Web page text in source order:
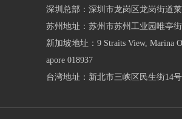
深圳总部：深圳市龙岗区龙岗街道
苏州地址：苏州市苏州工业园唯亭
新加坡地址：9 Straits View, Marina
apore 018937
台湾地址：新北市三峡区民生街14号